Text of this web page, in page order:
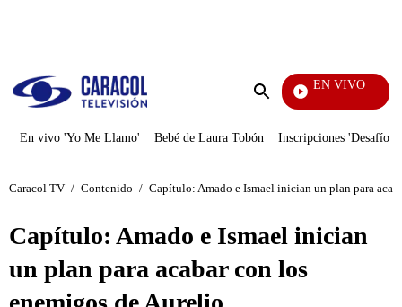
Enviar
EN VIVO
Televentas
En vivo 'Yo Me Llamo' Bebé de Laura Tobón Inscripciones 'Desafío'
Caracol TV / Contenido / Capítulo: Amado e Ismael inician un plan para
Capítulo: Amado e Ismael inician
un plan para acabar con los